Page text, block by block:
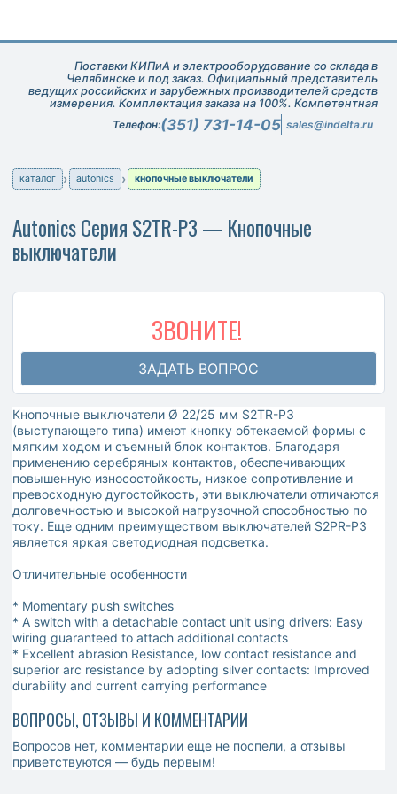
Поставки КИПиА и электрооборудование со склада в
Челябинске и под заказ. Официальный представитель
ведущих российских и зарубежных производителей средств
измерения. Комплектация заказа на 100%. Компетентная
техническая поддержка при подборе оборудования.
Телефон:(351) 731-14-05 sales@indelta.ru
каталог autonics кнопочные выключатели
Autonics Серия S2TR-P3 — Кнопочные
выключатели
ЗВОНИТЕ!
ЗАДАТЬ ВОПРОС
Кнопочные выключатели Ø 22/25 мм S2TR-P3
(выступающего типа) имеют кнопку обтекаемой формы с
мягким ходом и съемный блок контактов. Благодаря
применению серебряных контактов, обеспечивающих
повышенную износостойкость, низкое сопротивление и
превосходную дугостойкость, эти выключатели отличаются
долговечностью и высокой нагрузочной способностью по
току. Еще одним преимуществом выключателей S2PR-P3
является яркая светодиодная подсветка.
Отличительные особенности
* Momentary push switches
* A switch with a detachable contact unit using drivers: Easy
wiring guaranteed to attach additional contacts
* Excellent abrasion Resistance, low contact resistance and
superior arc resistance by adopting silver contacts: Improved
durability and current carrying performance
ВОПРОСЫ, ОТЗЫВЫ И КОММЕНТАРИИ
Вопросов нет, комментарии еще не поспели, а отзывы
приветствуются — будь первым!